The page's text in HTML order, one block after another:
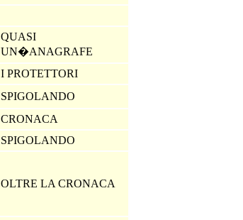
QUASI
UN�ANAGRAFE
I PROTETTORI
SPIGOLANDO
CRONACA
SPIGOLANDO
OLTRE LA CRONACA